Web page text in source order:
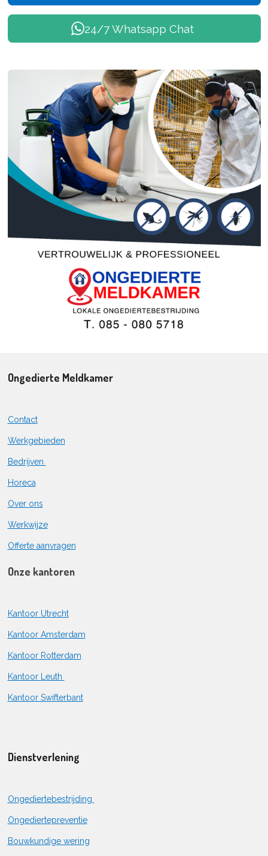
24/7 Whatsapp Chat
Ongedierte Meldkamer
Contact
Werkgebieden
Bedrijven
Horeca
Over ons
Werkwijze
Offerte aanvragen
Onze kantoren
Kantoor Utrecht
Kantoor Amsterdam
Kantoor Rotterdam
Kantoor Leuth
Kantoor Swifterbant
Dienstverlening
Ongediertebestrijding
Ongediertepreventie
Bouwkundige wering